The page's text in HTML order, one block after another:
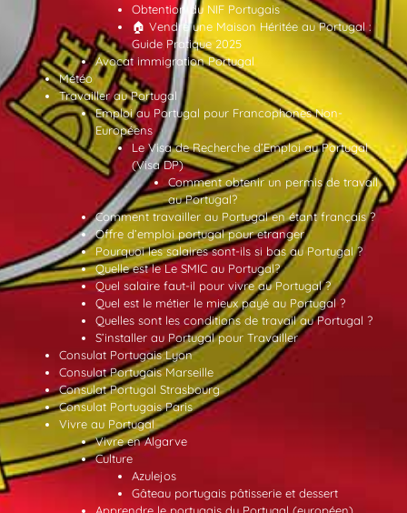
Obtention du NIF Portugais
🏠 Vendre une Maison Héritée au Portugal :
Guide Pratique 2025
Avocat immigration Portugal
Météo
Travailler au Portugal
Emploi au Portugal pour Francophones Non-
Européens
Le Visa de Recherche d’Emploi au Portugal
(Visa DP)
Comment obtenir un permis de travail
au Portugal?
Comment travailler au Portugal en étant français ?
Offre d’emploi portugal pour etranger
Pourquoi les salaires sont-ils si bas au Portugal ?
Quelle est le Le SMIC au Portugal?
Quel salaire faut-il pour vivre au Portugal ?
Quel est le métier le mieux payé au Portugal ?
Quelles sont les conditions de travail au Portugal ?
S’installer au Portugal pour Travailler
Consulat Portugais Lyon
Consulat Portugais Marseille
Consulat Portugal Strasbourg
Consulat Portugais Paris
Vivre au Portugal
Vivre en Algarve
Culture
Azulejos
Gâteau portugais pâtisserie et dessert